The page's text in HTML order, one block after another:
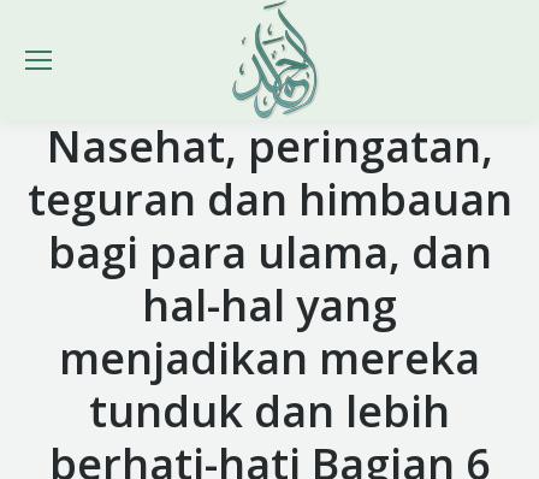
Nasehat, peringatan,
teguran dan himbauan
bagi para ulama, dan
hal-hal yang
menjadikan mereka
tunduk dan lebih
berhati-hati Bagian 6